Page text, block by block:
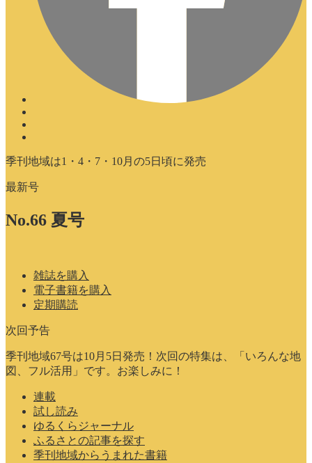
季刊地域は1・4・7・10月の5日頃に発売
最新号
No.66 夏号
雑誌を購入
電子書籍を購入
定期購読
次回予告
季刊地域67号は10月5日発売！次回の特集は、「いろんな地
図、フル活用」です。お楽しみに！
連載
試し読み
ゆるくらジャーナル
ふるさとの記事を探す
季刊地域からうまれた書籍